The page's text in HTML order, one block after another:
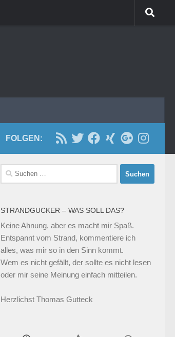
FOLGEN:
Suchen
nach:
STRANDGUCKER – WAS SOLL DAS?
Keine Ahnung, aber es macht mir Spaß.
Entspannt vom Strand, kommentiere ich
alles, was mir so in den Sinn kommt.
Wem es nicht gefällt, der sollte es nicht lesen
oder mir seine Meinung einfach mitteilen.
Herzlichst Thomas Gutteck